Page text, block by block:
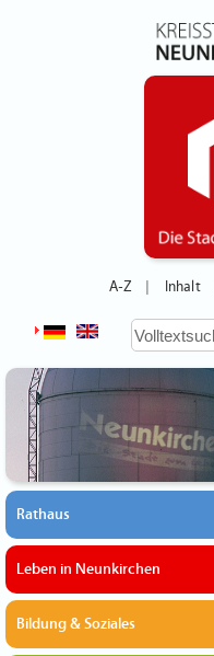
A-Z Inhalt
Rathaus
Leben in Neunkirchen
Bildung & Soziales